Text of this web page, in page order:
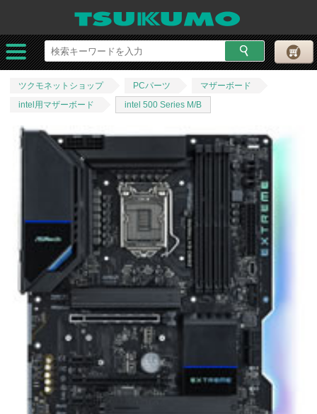
ツクモネットショップ PCパーツ
マザーボード
intel用マザーボード
intel 500 Series M/B